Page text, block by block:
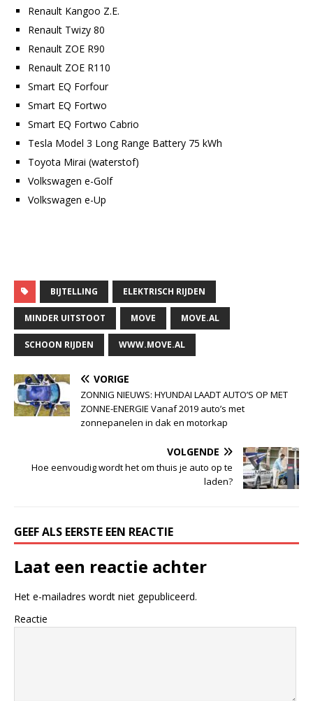
Renault Kangoo Z.E.
Renault Twizy 80
Renault ZOE R90
Renault ZOE R110
Smart EQ Forfour
Smart EQ Fortwo
Smart EQ Fortwo Cabrio
Tesla Model 3 Long Range Battery 75 kWh
Toyota Mirai (waterstof)
Volkswagen e-Golf
Volkswagen e-Up
BIJTELLING ELEKTRISCH RIJDEN
MINDER UITSTOOT MOVE MOVE.AL
SCHOON RIJDEN WWW.MOVE.AL
VORIGE
ZONNIG NIEUWS: HYUNDAI LAADT AUTO’S OP MET
ZONNE-ENERGIE Vanaf 2019 auto’s met
zonnepanelen in dak en motorkap
VOLGENDE
Hoe eenvoudig wordt het om thuis je auto op te
laden?
GEEF ALS EERSTE EEN REACTIE
Laat een reactie achter
Het e-mailadres wordt niet gepubliceerd.
Reactie